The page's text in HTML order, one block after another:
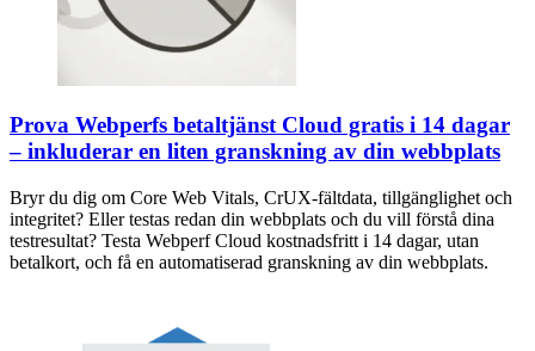
Prova Webperfs betaltjänst Cloud gratis i 14 dagar
– inkluderar en liten granskning av din webbplats
Bryr du dig om Core Web Vitals, CrUX-fältdata, tillgänglighet och
integritet? Eller testas redan din webbplats och du vill förstå dina
testresultat? Testa Webperf Cloud kostnadsfritt i 14 dagar, utan
betalkort, och få en automatiserad granskning av din webbplats.